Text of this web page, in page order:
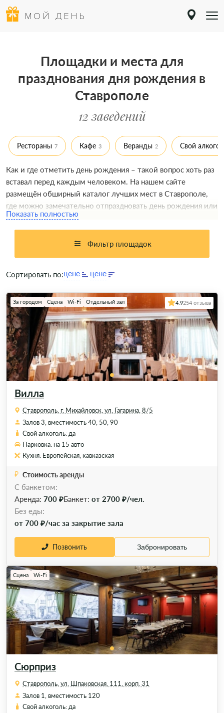
МОЙ ДЕНЬ
Площадки и места для
празднования дня рождения в
Ставрополе
12 заведений
Рестораны 7 Кафе 3 Веранды 2 Свой
Как и где отметить день рождения – такой вопрос хоть раз
вставал перед каждым человеком. На нашем сайте
размещён обширный каталог лучших мест в Ставрополе,
где можно замечательно отпраздновать день рождения или
юбилей для взрослого. Выбрать подходящую площадку
можно легко и быстро, ведь каталог содержит все
необходимые сведения и очень удобно отформатирован: к
дополнительные услуги. Вся информация доступна к
понравившееся помещение для празднования дня рождения.
Показать полностью
Фильтр площадок
Сортировать по:
Вилла
За городом Сцена Wi-Fi Отдельный зал 4.9254 отзыва
Ставрополь, г. Михайловск, ул. Гагарина, 8/5
Залов 3, вместимость 40, 50, 90
Свой алкоголь: да
Парковка: на 15 авто
Кухня: Европейская, кавказская
Стоимость аренды
С банкетом:
Аренда: 700 ₽Банкет: от 2700 ₽/чел.
Без еды:
от 700 ₽/час за закрытие зала
Позвонить Забронировать
Сюрприз
Сцена Wi-Fi
Ставрополь, ул. Шпаковская, 111, корп. 31
Залов 1, вместимость 120
Свой алкоголь: да